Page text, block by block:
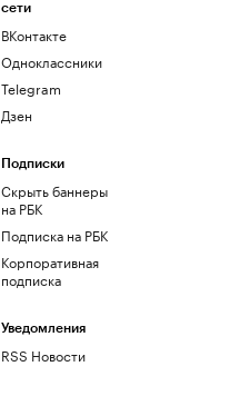
сети
ВКонтакте
Одноклассники
Telegram
Дзен
Подписки
Скрыть баннеры
на РБК
Подписка на РБК
Корпоративная
подписка
Уведомления
RSS Новости